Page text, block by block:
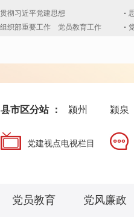
县市区分站 ： 颍州 颍泉
党建视点电视栏目
党员教育 党风廉政